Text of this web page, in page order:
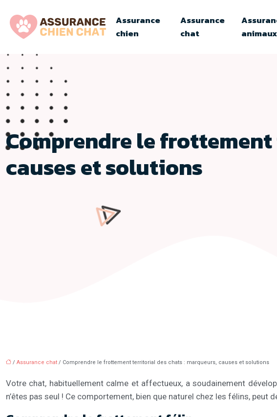
Assurance
chien
Assurance
chat
animaux
Comprendre le
causes et solutions
/ Assurance chat / Comprendre le frottement territorial des chats : marqueurs, causes et solutions
Votre chat, habituellement calme et affectueux, a soudainement
n’êtes pas seul ! Ce comportement, bien que naturel chez les félins,